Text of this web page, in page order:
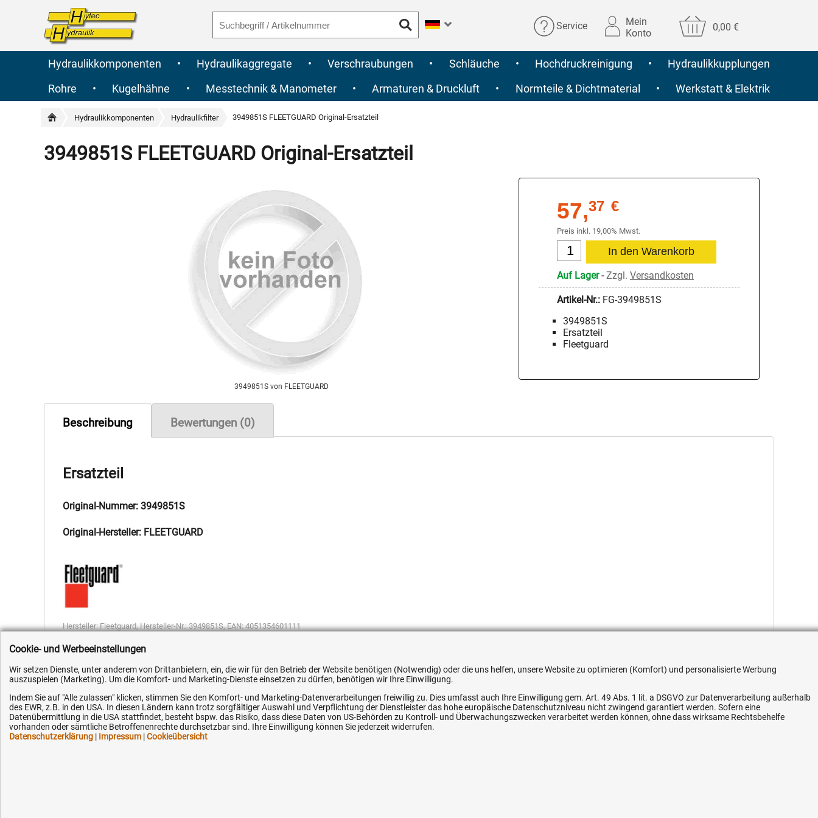
Service
Mein
Konto
0,00 €
Hydraulikkomponenten • Hydraulikaggregate • Verschraubungen • Schläuche • Hochdruckreinigung •
Hydraulikkupplungen
Rohre
• Kugelhähne • Messtechnik & Manometer • Armaturen & Druckluft • Normteile & Dichtmaterial • Werkstatt & Elektrik
Hydraulikkomponenten Hydraulikfilter 3949851S FLEETGUARD Original-Ersatzteil
3949851S FLEETGUARD Original-Ersatzteil
3949851S von FLEETGUARD
57,37 €
Preis inkl. 19,00% Mwst.
Auf Lager-Zzgl. Versandkosten
Artikel-Nr.: FG-3949851S
3949851S
Ersatzteil
Fleetguard
Beschreibung
Ersatzteil
Original-Nummer: 3949851S
Original-Hersteller: FLEETGUARD
Hersteller: Fleetguard,Hersteller-Nr.: 3949851S,EAN: 4051354601111
Bewertungen (0)
Kundenhotline (Festnetz):
+49 (0) 5351 - 523 520
Hilfe & Service
Versandkosten
Ihre Hytec-Hydraulik Vorteile
Schneller Versand, meist am selben Tag
Flexible Zahlung
Cookie- und Werbeeinstellungen
Wir setzen Dienste, unter anderem von Drittanbietern, ein, die wir für den Betrieb der Website benötigen (Notwendig) oder die uns helfen, unsere Website zu optimieren (Komfort) und personalisierte Werbung
auszuspielen (Marketing). Um die Komfort- und Marketing-Dienste einsetzen zu dürfen, benötigen wir Ihre Einwilligung.
Indem Sie auf "Alle zulassen" klicken, stimmen Sie den Komfort- und Marketing-Datenverarbeitungen freiwillig zu. Dies umfasst auch Ihre Einwilligung gem. Art. 49 Abs. 1 lit. a DSGVO zur Datenverarbeitung außerhalb
des EWR, z.B. in den USA. In diesen Ländern kann trotz sorgfältiger Auswahl und Verpflichtung der Dienstleister das hohe europäische Datenschutzniveau nicht zwingend garantiert werden. Sofern eine
Datenübermittlung in die USA stattfindet, besteht bspw. das Risiko, dass diese Daten von US-Behörden zu Kontroll- und Überwachungszwecken verarbeitet werden können, ohne dass wirksame Rechtsbehelfe
vorhanden oder sämtliche Betroffenenrechte durchsetzbar sind. Ihre Einwilligung können Sie jederzeit widerrufen.
Datenschutzerklärung | Impressum |Cookieübersicht